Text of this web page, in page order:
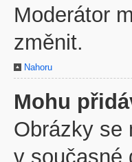
Moderátor
změnit.
Nahoru
Mohu
Obrázky se
v současné